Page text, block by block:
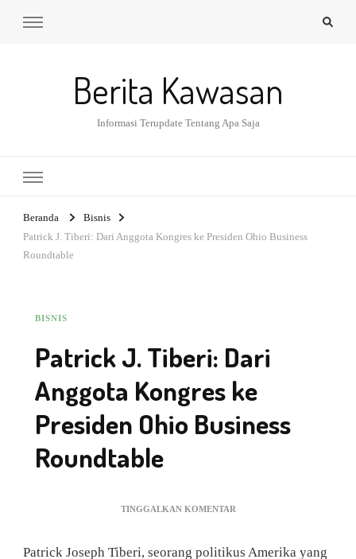
Berita Kawasan
Informasi Terupdate Tentang Apa Saja
Beranda
Bisnis
Patrick J. Tiberi: Dari Anggota Kongres ke Presiden Ohio Business
Roundtable
BISNIS
Patrick J. Tiberi: Dari
Anggota Kongres ke
Presiden Ohio Business
Roundtable
TINGGALKAN KOMENTARPADA
TIBERI:
Patrick Joseph Tiberi, seorang politikus Amerika yang